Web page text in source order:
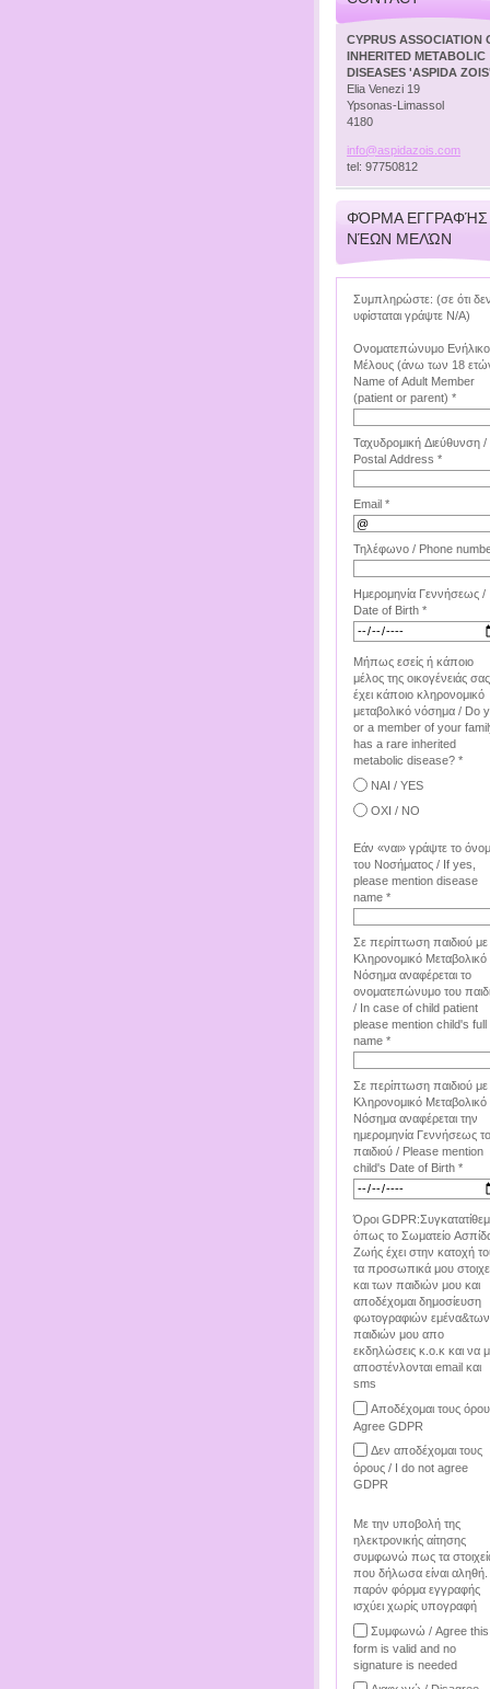
CYPRUS ASSOCIATION
INHERITED METABOLIC
DISEASES 'ASPIDA ZOIS'
Elia Venezi 19
Ypsonas-Limassol
4180
info@aspidazois. com
tel: 97750812
ΦΌΡΜΑ ΕΓΓΡΑΦΉΣ
ΝΈΩΝ ΜΕΛΏΝ
Συμπληρώστε: (σε ότι δεν
υφίσταται γράψτε Ν/Α)
Ονοματεπώνυμο
Μέλους (άνω των 18
Name of Adult Member
(patient or parent) *
Ταχυδρομική Διεύθυνση /
Postal Address *
Email *
Τηλέφωνο / Phone
Ημερομηνία Γεννήσεως /
Date of Birth *
Μήπως εσείς ή κάποιο
μέλος της οικογένειάς σας
έχει κάποιο κληρονομικό
μεταβολικό νόσημα / Do
or a member of your
has a rare inherited
metabolic disease? *
ΝΑΙ / YES
ΟΧΙ / NO
Εάν «ναι» γράψτε το
του Νοσήματος / If yes,
please mention disease
name *
Σε περίπτωση παιδιού με
Κληρονομικό Μεταβολικό
Νόσημα αναφέρεται το
ονοματεπώνυμο του
/ In case of child patient
please mention child's full
name *
Σε περίπτωση παιδιού με
Κληρονομικό Μεταβολικό
Νόσημα αναφέρεται την
ημερομηνία Γεννήσεως
παιδιού / Please mention
child's Date of Birth *
Όροι
όπως το Σωματείο
Ζωής έχει στην κατοχή
τα προσωπικά μου
και των παιδιών μου και
αποδέχομαι δημοσίευση
φωτογραφιών εμένα&των
παιδιών μου απο
εκδηλώσεις κ.ο.κ και να
αποστένλονται email και
sms
Αποδέχομαι τους
Agree GDPR
Δεν αποδέχομαι τους
όρους / I do not agree
GDPR
Με την υποβολή της
ηλεκτρονικής αίτησης
συμφωνώ πως τα
που δήλωσα είναι
παρόν φόρμα εγγραφής
ισχύει χωρίς υπογραφή
Συμφωνώ / Agree this
form is valid and no
signature is needed